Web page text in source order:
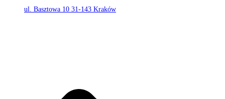
ul. Basztowa 10 31-143 Kraków